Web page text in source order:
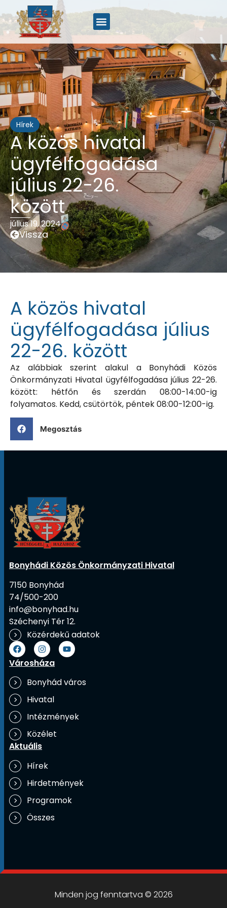
Hírek
A közös hivatal
ügyfélfogadása
július 22-26.
között
július 19, 2024
Vissza
A közös hivatal
ügyfélfogadása július
22-26. között
Az alábbiak szerint alakul a Bonyhádi Közös
Önkormányzati Hivatal ügyfélfogadása július 22-26.
között: hétfőn és szerdán 08:00-14:00-ig
folyamatos. Kedd, csütörtök, péntek 08:00-12:00-ig.
Megosztás
Bonyhádi Közös Önkormányzati Hivatal
7150 Bonyhád
74/500-200
info@bonyhad.hu
Széchenyi Tér 12.
Közérdekű adatok
Városháza
Bonyhád város
Hivatal
Intézmények
Közélet
Aktuális
Hírek
Hirdetmények
Programok
Összes
Minden jog fenntartva © 2026